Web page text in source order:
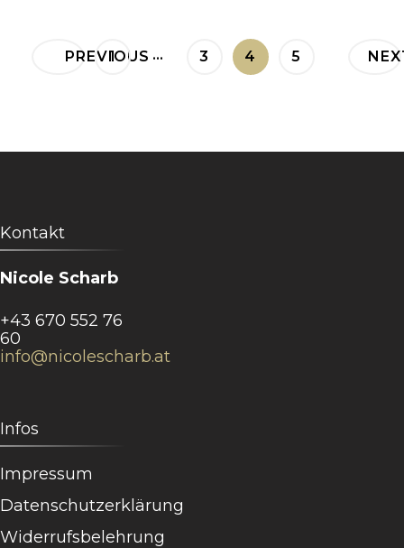
Seitennummerierung
PREVIOUS
PAGE
1 … PAGE
3 PAGE
4 PAGE
5
Kontakt
Nicole Scharb
+43 670 552 76
60
info@nicolescharb.at
Infos
Impressum
Datenschutzerklärung
Widerrufsbelehrung